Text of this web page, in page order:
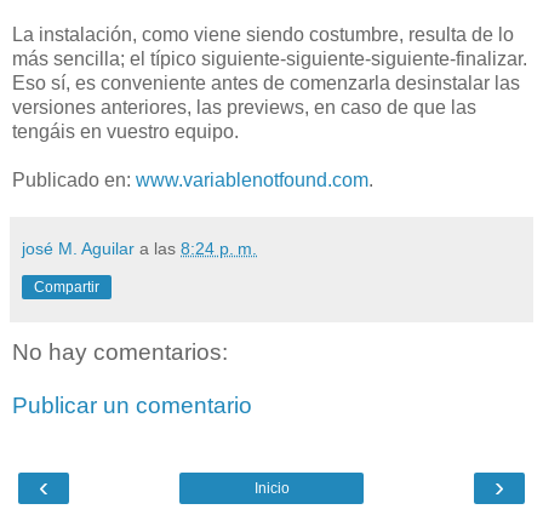
La instalación, como viene siendo costumbre, resulta de lo
más sencilla; el típico siguiente-siguiente-siguiente-finalizar.
Eso sí, es conveniente antes de comenzarla desinstalar las
versiones anteriores, las previews, en caso de que las
tengáis en vuestro equipo.
Publicado en: www.variablenotfound.com.
josé M. Aguilar a las 8:24 p. m.
Compartir
No hay comentarios:
Publicar un comentario
‹ ›
Inicio